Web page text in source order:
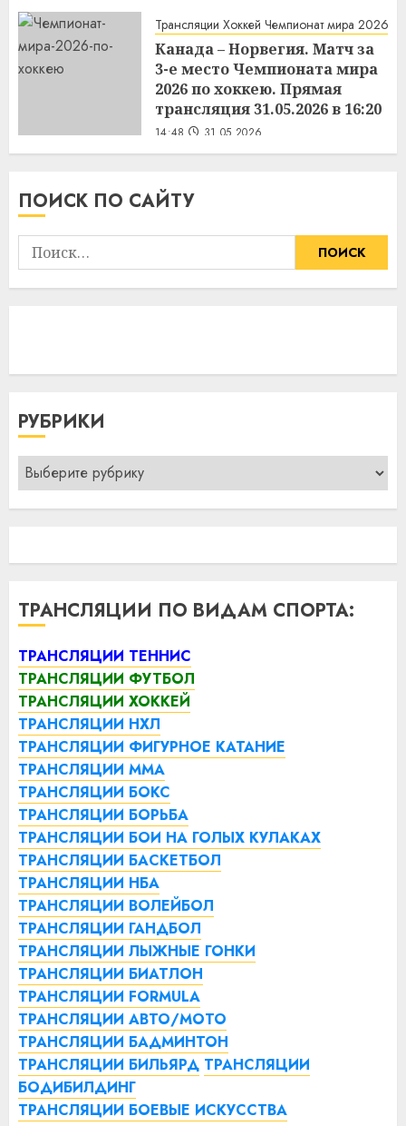
Трансляции Хоккей Чемпионат мира 2026
Канада – Норвегия. Матч за
3-е место Чемпионата мира
2026 по хоккею. Прямая
трансляция 31.05.2026 в 16:20
14:48 31.05.2026
ПОИСК ПО САЙТУ
Найти:
РУБРИКИ
Рубрики
ТРАНСЛЯЦИИ ПО ВИДАМ СПОРТА:
ТРАНСЛЯЦИИ ТЕННИС
ТРАНСЛЯЦИИ ФУТБОЛ
ТРАНСЛЯЦИИ ХОККЕЙ
ТРАНСЛЯЦИИ НХЛ
ТРАНСЛЯЦИИ ФИГУРНОЕ КАТАНИЕ
ТРАНСЛЯЦИИ ММА
ТРАНСЛЯЦИИ БОКС
ТРАНСЛЯЦИИ БОРЬБА
ТРАНСЛЯЦИИ БОИ НА ГОЛЫХ КУЛАКАХ
ТРАНСЛЯЦИИ БАСКЕТБОЛ
ТРАНСЛЯЦИИ НБА
ТРАНСЛЯЦИИ ВОЛЕЙБОЛ
ТРАНСЛЯЦИИ ГАНДБОЛ
ТРАНСЛЯЦИИ ЛЫЖНЫЕ ГОНКИ
ТРАНСЛЯЦИИ БИАТЛОН
ТРАНСЛЯЦИИ FORMULA
ТРАНСЛЯЦИИ АВТО/МОТО
ТРАНСЛЯЦИИ БАДМИНТОН
ТРАНСЛЯЦИИ БИЛЬЯРД ТРАНСЛЯЦИИ
БОДИБИЛДИНГ
ТРАНСЛЯЦИИ БОЕВЫЕ ИСКУССТВА